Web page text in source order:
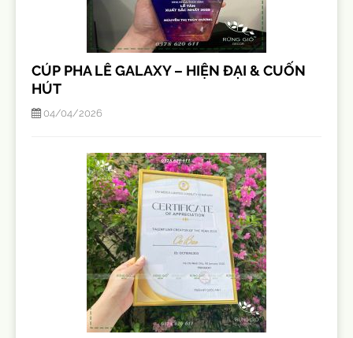
CÚP PHA LÊ GALAXY – HIỆN ĐẠI & CUỐN
HÚT
04/04/2026